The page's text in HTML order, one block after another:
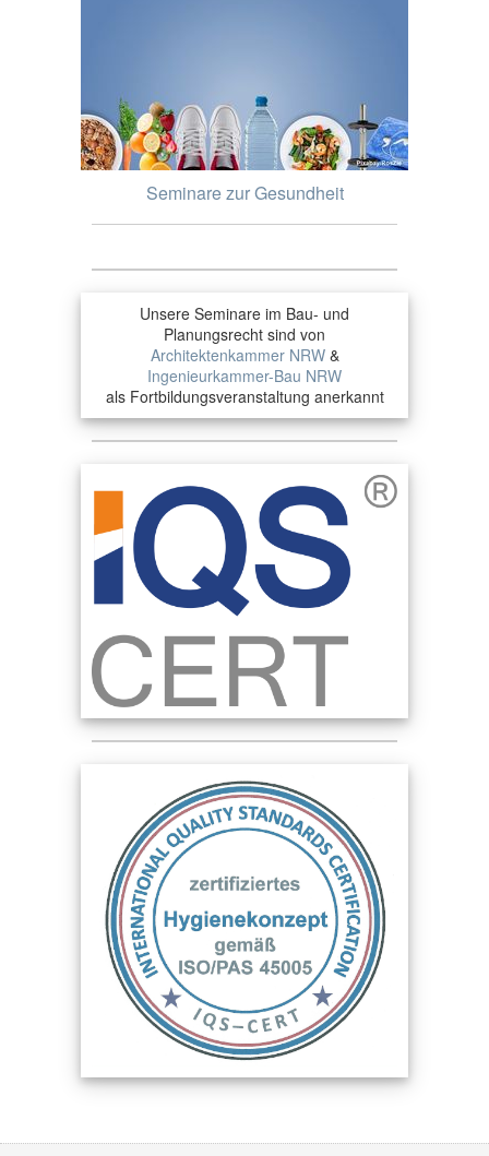
Seminare zur Gesundheit
Unsere Seminare im Bau- und
Planungsrecht sind von
Architektenkammer NRW&
Ingenieurkammer-Bau NRW
als Fortbildungsveranstaltung anerkannt